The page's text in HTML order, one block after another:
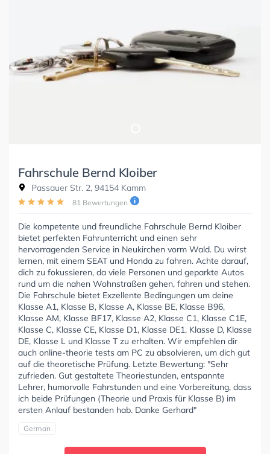
Fahrschule Bernd Kloiber
Passauer Str. 2, 94154 Kamm
81 Bewertungen
Die kompetente und freundliche Fahrschule Bernd Kloiber
bietet perfekten Fahrunterricht und einen sehr
hervorragenden Service in Neukirchen vorm Wald. Du wirst
lernen, mit einem SEAT und Honda zu fahren. Achte darauf,
dich zu fokussieren, da viele Personen und geparkte Autos
rund um die nahen Wohnstraßen gehen, fahren und stehen.
Die Fahrschule bietet Exzellente Bedingungen um deine
Klasse A1, Klasse B, Klasse A, Klasse BE, Klasse B96,
Klasse AM, Klasse BF17, Klasse A2, Klasse C1, Klasse C1E,
Klasse C, Klasse CE, Klasse D1, Klasse DE1, Klasse D, Klasse
DE, Klasse L und Klasse T zu erhalten. Wir empfehlen dir
auch online-theorie tests am PC zu absolvieren, um dich gut
auf die theoretische Prüfung. Letzte Bewertung: "Sehr
zufrieden. Gut gestaltete Theoriestunden, entspannte
Lehrer, humorvolle Fahrstunden und eine Vorbereitung, dass
ich beide Prüfungen (Theorie und Praxis für Klasse B) im
ersten Anlauf bestanden hab. Danke Gerhard"
German